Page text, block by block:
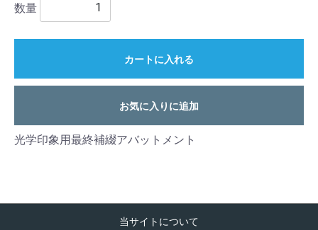
数量
カートに入れる
お気に入りに追加
光学印象用最終補綴アバットメント
当サイトについて